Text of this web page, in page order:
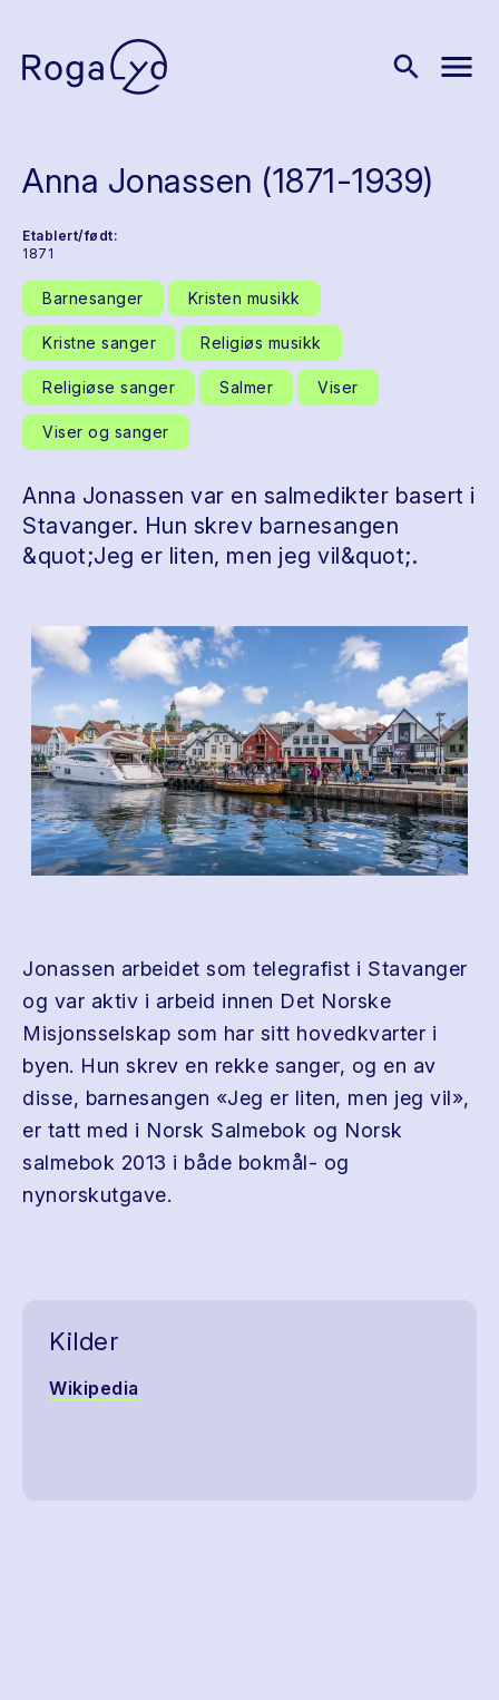
search menu
Anna Jonassen (1871-1939)
Etablert/født:
1871
Barnesanger Kristen musikk
Kristne sanger Religiøs musikk
Religiøse sanger Salmer Viser
Viser og sanger
Anna Jonassen var en salmedikter basert i
Stavanger. Hun skrev barnesangen
&quot;Jeg er liten, men jeg vil&quot;.
Jonassen arbeidet som telegrafist i Stavanger
og var aktiv i arbeid innen Det Norske
Misjonsselskap som har sitt hovedkvarter i
byen. Hun skrev en rekke sanger, og en av
disse, barnesangen «Jeg er liten, men jeg vil»,
er tatt med i Norsk Salmebok og Norsk
salmebok 2013 i både bokmål- og
nynorskutgave.
Kilder
Wikipedia